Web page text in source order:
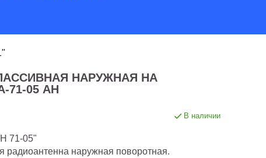
НАРУЖНАЯ НА
05 АН
В наличии
71-05"
радиоантенна наружная поворотная.